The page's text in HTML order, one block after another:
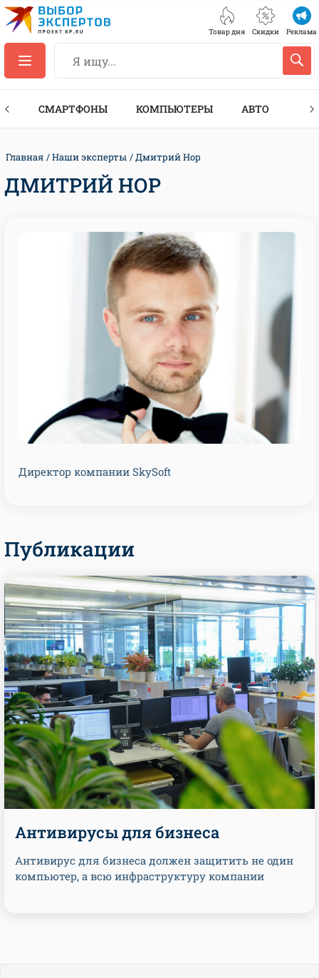
Товар дня Скидки Реклама
СМАРТФОНЫ КОМПЬЮТЕРЫ АВТО
Главная Наши эксперты Дмитрий Нор
ДМИТРИЙ НОР
Директор компании SkySoft
Публикации
Антивирусы для бизнеса
Антивирус для бизнеса должен защитить не один
компьютер, а всю инфраструктуру компании